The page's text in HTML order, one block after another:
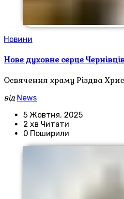
Новини
Нове духовне серце
Освячення храму Різдва
від News
5 Жовтня, 2025
2 хв Читати
0 Поширили